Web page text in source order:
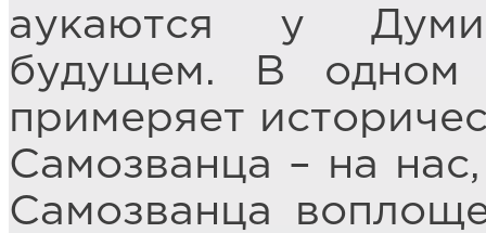
аукаются у
будущем. В одном
примеряет
Самозванца – на
Самозванца